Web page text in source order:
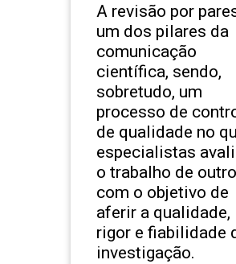
A revisão por
um dos pilares da
comunicação
científica, sendo,
sobretudo, um
processo de
de qualidade no
especialistas
o trabalho de
com o objetivo de
aferir a qualidade,
rigor e fiabilidade
investigação.